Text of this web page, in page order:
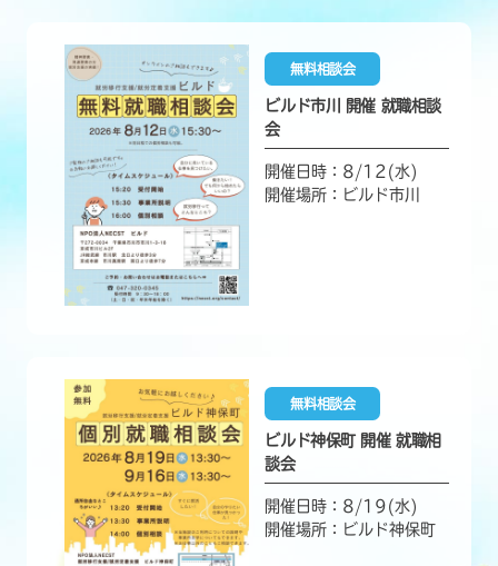
無料相談会
ビルド市川 開催 就職相談
会
開催日時：8/12(水)
開催場所：ビルド市川
無料相談会
ビルド神保町 開催 就職相
談会
開催日時：8/19(水)
開催場所：ビルド神保町